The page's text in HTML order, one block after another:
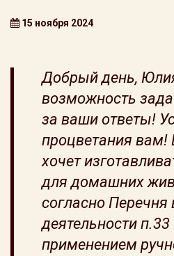
15 ноября 2024
Добрый день,
возможность
за ваши ответы!
процветания вам!
хочет
для домашних
согласно Перечня
деятельности
применением